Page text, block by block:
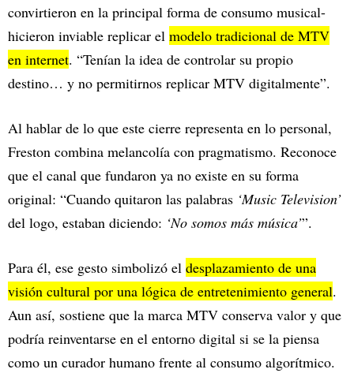
convirtieron en la principal forma de consumo musical-
hicieron inviable replicar el modelo tradicional de MTV
en internet. “Tenían la idea de controlar su propio
destino… y no permitirnos replicar MTV digitalmente”.
Al hablar de lo que este cierre representa en lo personal,
Freston combina melancolía con pragmatismo. Reconoce
que el canal que fundaron ya no existe en su forma
original: “Cuando quitaron las palabras ‘Music Television’
del logo, estaban diciendo: ‘No somos más música’”.
Para él, ese gesto simbolizó el desplazamiento de una
visión cultural por una lógica de entretenimiento general.
Aun así, sostiene que la marca MTV conserva valor y que
podría reinventarse en el entorno digital si se la piensa
como un curador humano frente al consumo algorítmico.